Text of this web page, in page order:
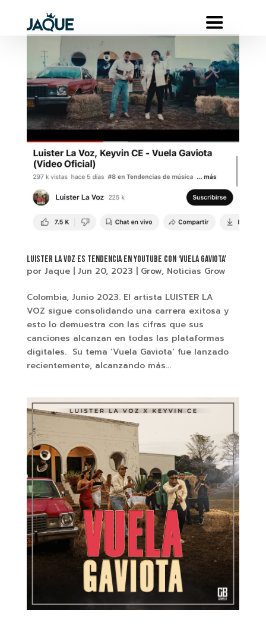
Luister La Voz es tendencia en YouTube con ‘Vuela Gaviota’
por Jaque| Jun 20, 2023 Grow, Noticias Grow
Colombia, Junio 2023. El artista LUISTER LA
VOZ sigue consolidando una carrera exitosa y
esto lo demuestra con las cifras que sus
canciones alcanzan en todas las plataformas
digitales. Su tema ‘Vuela Gaviota’ fue lanzado
recientemente, alcanzando más...